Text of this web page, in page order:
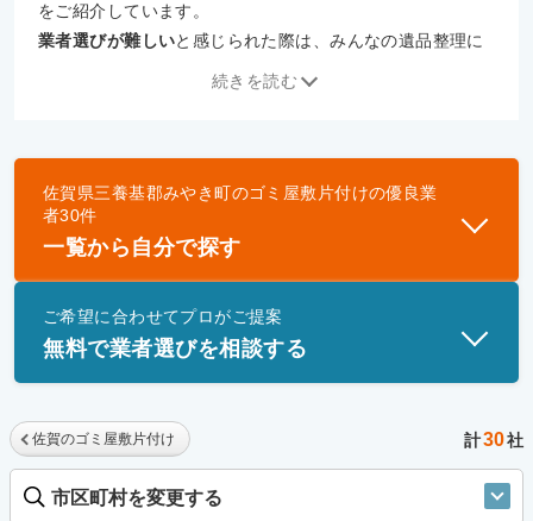
をご紹介しています。
業者選びが難しいと感じられた際は、みんなの遺品整理に
優良業者とは
一般財団法人遺品整理認定協会、および一般社団法
続きを読む
佐賀県三養基郡みやき町のゴミ屋敷片付けの優良業
者30件
一覧から自分で探す
ご希望に合わせてプロがご提案
無料で業者選びを相談する
佐賀のゴミ屋敷片付け 計30社
市区町村を変更する